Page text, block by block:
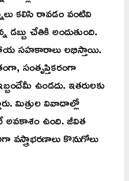
కలిసి రావడం వంటివి
డబ్బు చేతికి అందుతుంది.
సహకారాలు లభిస్తాయి.
సంతృప్తికరంగా
ఉండదు. ఇతరులకు
మిత్రుల వివాదాల్లో
అవకాశం ఉంది. జీవిత
కొనుగోలు